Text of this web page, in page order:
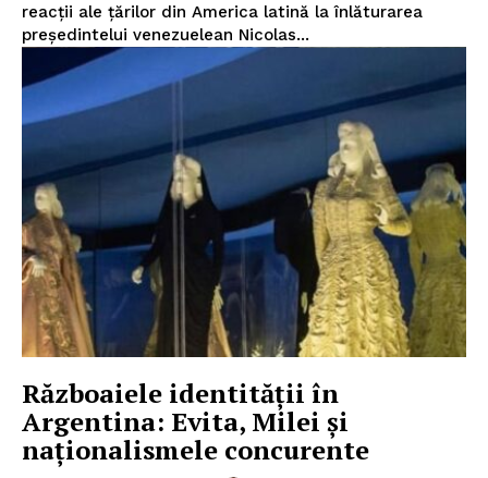
reacții ale țărilor din America latină la înlăturarea
președintelui venezuelean Nicolas...
Războaiele identității în
Argentina: Evita, Milei și
naționalismele concurente